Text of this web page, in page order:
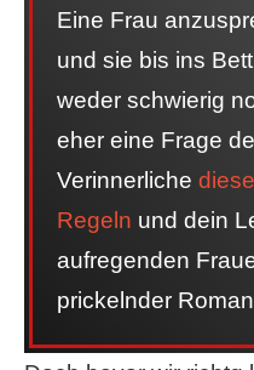
Eine Frau
und sie bis ins
weder schwierig
eher eine Frage
Verinnerliche
Regeln und dein
aufregenden
prickelnder